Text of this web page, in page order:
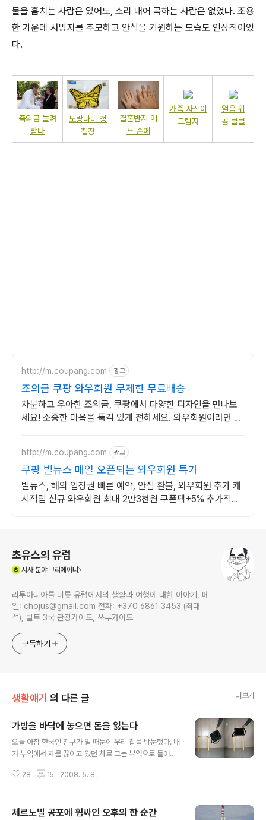
물을 훔치는 사람은 있어도, 소리 내어 곡하는 사람은 없었다. 조용
한 가운데 사망자를 추모하고 안식을 기원하는 모습도 인상적이었
다.
축의금 돌려
받다
노랑나비 청
첩장
결혼반지 어
느 손에
가족 사진이
그림자
얼음 위
곰 쿨쿨
http://m.coupang.com 광고
조의금 쿠팡 와우회원 무제한 무료배송
차분하고 우아한 조의금, 쿠팡에서 다양한 디자인을 만나보
세요! 소중한 마음을 품격 있게 전하세요. 와우회원이라면 무
http://m.coupang.com 광고
쿠팡 빌뉴스 매일 오픈되는 와우회원 특가
빌뉴스, 해외 입장권 빠른 예약, 안심 환불, 와우회원 추가 캐
시적립 신규 와우회원 최대 2만3천원 쿠폰팩+5% 추가적립
초유스의 유럽
시사분야 크리에이터
리투아니아를 비롯 유럽에서의 생활과 여행에 대한 이야기. 메
일: chojus@gmail.com 전화: +370 6861 3453 (최대
석), 발트 3국 관광가이드, 쓰루가이드
구독하기
생활얘기 의 다른 글 더보기
가방을 바닥에 놓으면 돈을 잃는다
오늘 아침 한국인 친구가 일 때문에 우리 집을 방문했다. 내
가 부엌에서 차를 끊이고 있던 차로 그는 부엌으로 들어오
리투아니아인 아내는 즉각 바닥에 놓인 가방을 의자에 올
믿음 일부분을 아래에 소개한다. - 촛불로 담배에 불을 붙
28 15 2008. 5. 8.
체르노빌 공포에 휩싸인 오후의 한 순간